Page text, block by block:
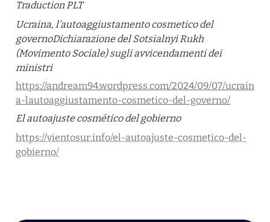
Traduction PLT
Ucraina, l’autoaggiustamento cosmetico del
governoDichiarazione del Sotsialnyi Rukh
(Movimento Sociale) sugli avvicendamenti dei
ministri
https://andream94.wordpress.com/2024/09/07/ucrain
a-lautoaggiustamento-cosmetico-del-governo/
El autoajuste cosmético del gobierno
https://vientosur.info/el-autoajuste-cosmetico-del-
gobierno/